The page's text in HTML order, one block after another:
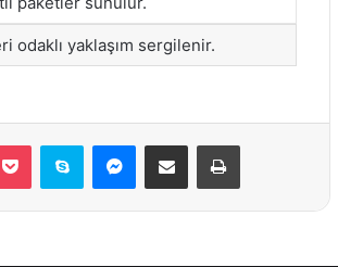
odaklı yaklaşım sergilenir.
Pocket Skype Messenger
E-Posta ile paylaş Yazdır